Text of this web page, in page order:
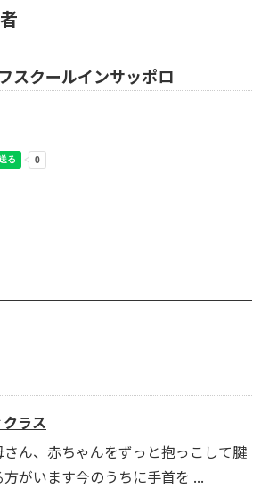
スクールインサッポロ
ラス
ん、赤ちゃんをずっと抱っこして腱
がいます今のうちに手首を ...